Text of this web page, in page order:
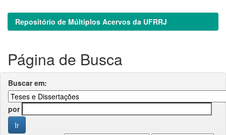
Repositório de Múltiplos Acervos da UFRRJ
Página de Busca
Buscar em:
por